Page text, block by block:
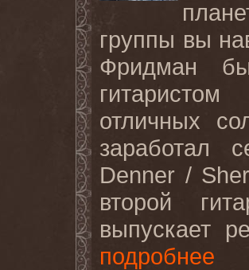
группы вы
Фридман
отличных
заработал
Denner /
второй
выпускает
подробнее